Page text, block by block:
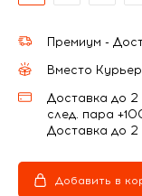
Премиум -
Вместо
Доставка до
след. пара
Доставка до
Добавить в